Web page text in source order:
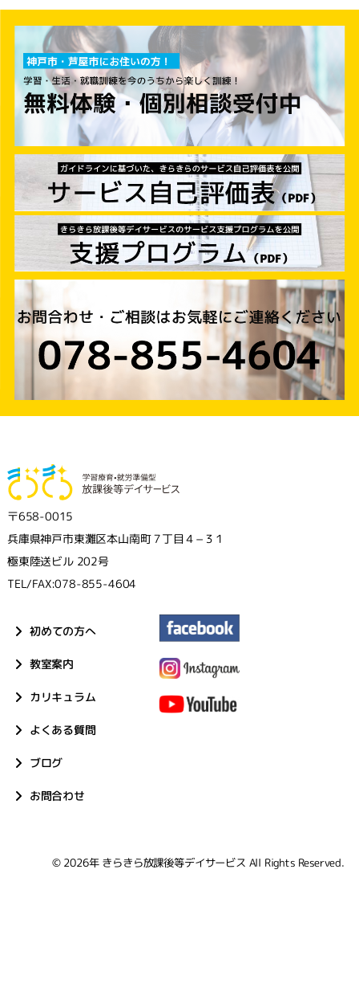
〒658-0015
兵庫県神戸市東灘区本山南町７丁目４−３１
極東陸送ビル 202号
TEL/FAX:078-855-4604
初めての方へ
教室案内
カリキュラム
よくある質問
ブログ
お問合わせ
© 2026年 きらきら放課後等デイサービス All Rights Reserved.